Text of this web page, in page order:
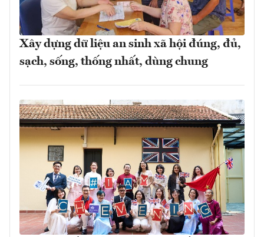
Xây dựng dữ liệu an sinh xã hội đúng, đủ,
sạch, sống, thống nhất, dùng chung